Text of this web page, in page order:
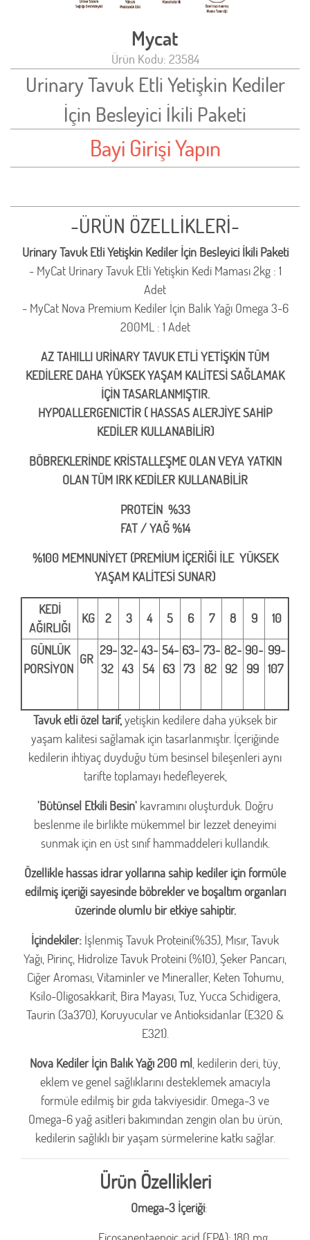
Mycat
Ürün Kodu: 23584
Urinary Tavuk Etli Yetişkin Kediler
İçin Besleyici İkili Paketi
Bayi Girişi Yapın
-ÜRÜN ÖZELLİKLERİ-
Urinary Tavuk Etli Yetişkin Kediler İçin Besleyici İkili Paketi
- MyCat Urinary Tavuk Etli Yetişkin Kedi Maması 2kg : 1
Adet
- MyCat Nova Premium Kediler İçin Balık Yağı Omega 3-6
200ML : 1 Adet
AZ TAHILLI URİNARY TAVUK ETLİ YETİŞKİN TÜM
KEDİLERE DAHA YÜKSEK YAŞAM KALİTESİ SAĞLAMAK
İÇİN TASARLANMIŞTIR.
HYPOALLERGENICTİR ( HASSAS ALERJİYE SAHİP
KEDİLER KULLANABİLİR)
BÖBREKLERİNDE KRİSTALLEŞME OLAN VEYA YATKIN
OLAN TÜM IRK KEDİLER KULLANABİLİR
PROTEİN %33
FAT / YAĞ %14
%100 MEMNUNİYET (PREMİUM İÇERİĞİ İLE YÜKSEK
YAŞAM KALİTESİ SUNAR)
KEDİ
AĞIRLIĞI
KG 2 3 4 5 6 7 8 9
10
GÜNLÜK
PORSİYON
GR
29-
32
32-
43
43-
54
54-
63
63-
73
73-
82
82-
92
90-
99
99-
107
Tavuk etli özel tarif,yetişkin kedilere daha yüksek bir
yaşam kalitesi sağlamak için tasarlanmıştır. İçeriğinde
kedilerin ihtiyaç duyduğu tüm besinsel bileşenleri aynı
tarifte toplamayı hedefleyerek,
'Bütünsel Etkili Besin'kavramını oluşturduk. Doğru
beslenme ile birlikte mükemmel bir lezzet deneyimi
sunmak için en üst sınıf hammaddeleri kullandık.
Özellikle hassas idrar yollarına sahip kediler için formüle
edilmiş içeriği sayesinde böbrekler ve boşaltım organları
üzerinde olumlu bir etkiye sahiptir.
İçindekiler: İşlenmiş Tavuk Proteini(%35), Mısır, Tavuk
Yağı, Pirinç, Hidrolize Tavuk Proteini (%10), Şeker Pancarı,
Ciğer Aroması, Vitaminler ve Mineraller, Keten Tohumu,
Ksilo-Oligosakkarit, Bira Mayası, Tuz, Yucca Schidigera,
Taurin (3a370), Koruyucular ve Antioksidanlar (E320 &
E321).
Nova Kediler İçin Balık Yağı 200 ml, kedilerin deri, tüy,
eklem ve genel sağlıklarını desteklemek amacıyla
formüle edilmiş bir gıda takviyesidir. Omega-3 ve
Omega-6 yağ asitleri bakımından zengin olan bu ürün,
kedilerin sağlıklı bir yaşam sürmelerine katkı sağlar.
Ürün Özellikleri
Omega-3 İçeriği: